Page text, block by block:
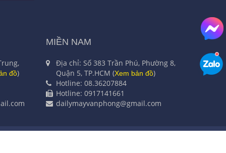
đồ)
MIỀN NAM
Địa chỉ: Số 383 Trần Phú, Phường 8,
Quận 5, TP.HCM (Xem bản đồ)
Hotline: 08.36207884
Hotline: 0917141661
dailymayvanphong@gmail.com